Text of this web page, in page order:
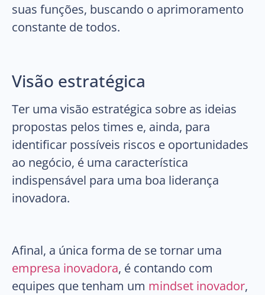
suas funções, buscando o aprimoramento
constante de todos.
Visão estratégica
Ter uma visão estratégica sobre as ideias
propostas pelos times e, ainda, para
identificar possíveis riscos e oportunidades
ao negócio, é uma característica
indispensável para uma boa liderança
inovadora.
Afinal, a única forma de se tornar uma
empresa inovadora, é contando com
equipes que tenham um mindset inovador,